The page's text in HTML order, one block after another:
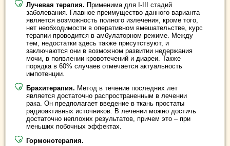
Лучевая терапия. Применима для I-III стадий
заболевания. Главное преимущество данного варианта
является возможность полного излечения, кроме того,
нет необходимости в оперативном вмешательстве, курс
терапии проводится в амбулаторном режиме. Между
тем, недостатки здесь также присутствуют, и
заключаются они в возможном развитии недержания
мочи, в появлении кровотечений и диареи. Также
порядка в 60% случаев отмечается актуальность
импотенции.
Брахитерапия. Метод в течение последних лет
является достаточно распространенным в лечении
рака. Он предполагает введение в ткань простаты
радиоактивных источников. В лечении можно достичь
достаточно неплохих результатов, причем это – при
меньших побочных эффектах.
Гормонотерапия.